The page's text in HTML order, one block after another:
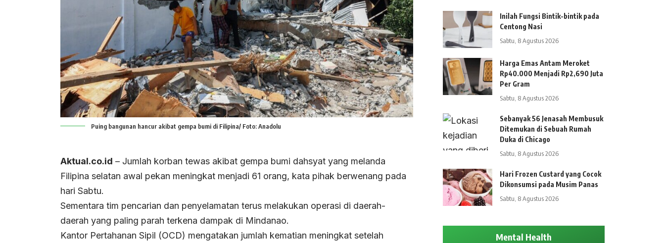
Puing bangunan hancur akibat gempa bumi di Filipina/ Foto: Anadolu
Aktual.co.id – Jumlah korban tewas akibat gempa bumi dahsyat yang melanda
Filipina selatan awal pekan meningkat menjadi 61 orang, kata pihak berwenang pada
hari Sabtu.
Sementara tim pencarian dan penyelamatan terus melakukan operasi di daerah-
daerah yang paling parah terkena dampak di Mindanao.
Kantor Pertahanan Sipil (OCD) mengatakan jumlah kematian meningkat setelah
Inilah Fungsi Bintik-bintik pada
Centong Nasi
Sabtu, 8 Agustus 2026
Harga Emas Antam Meroket
Rp40.000 Menjadi Rp2,690 Juta
Per Gram
Sabtu, 8 Agustus 2026
Sebanyak 56 Jenasah Membusuk
Ditemukan di Sebuah Rumah
Duka di Chicago
Sabtu, 8 Agustus 2026
Hari Frozen Custard yang Cocok
Dikonsumsi pada Musim Panas
Sabtu, 8 Agustus 2026
Mental Health